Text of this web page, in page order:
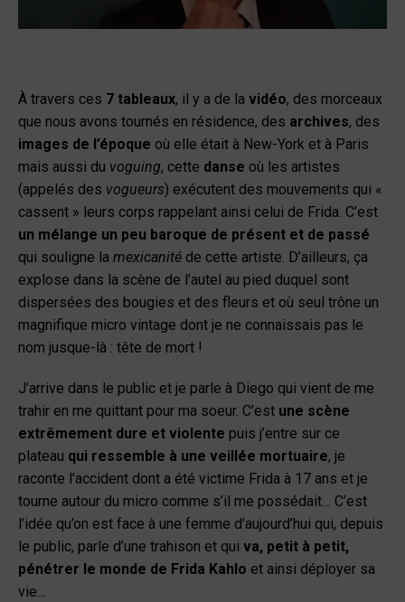
À travers ces 7 tableaux, il y a de la vidéo, des morceaux
que nous avons tournés en résidence, des archives, des
images de l’époque où elle était à New-York et à Paris
mais aussi du voguing, cette danse où les artistes
(appelés des vogueurs) exécutent des mouvements qui «
cassent » leurs corps rappelant ainsi celui de Frida. C’est
un mélange un peu baroque de présent et de passé
qui souligne la mexicanité de cette artiste. D’ailleurs, ça
explose dans la scène de l’autel au pied duquel sont
dispersées des bougies et des fleurs et où seul trône un
magnifique micro vintage dont je ne connaissais pas le
nom jusque-là : tête de mort !
J’arrive dans le public et je parle à Diego qui vient de me
trahir en me quittant pour ma soeur. C’est une scène
extrêmement dure et violente puis j’entre sur ce
plateau qui ressemble à une veillée mortuaire, je
raconte l’accident dont a été victime Frida à 17 ans et je
tourne autour du micro comme s’il me possédait… C’est
l’idée qu’on est face à une femme d’aujourd’hui qui, depuis
le public, parle d’une trahison et qui va, petit à petit,
pénétrer le monde de Frida Kahlo et ainsi déployer sa
vie…